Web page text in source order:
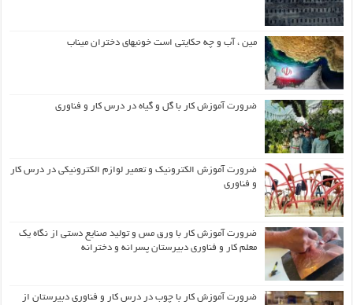
مین ، آب و چه حکایتی است خونبهای دختران میناب
ضرورت آموزش کار با گل و گیاه در درس کار و فناوری
ضرورت آموزش الکترونیک و تعمیر لوازم الکترونیکی در درس کار
و فناوری
ضرورت آموزش کار با ورق مس و تولید صنایع دستی از نگاه یک
معلم کار و فناوری دبیرستان پسرانه و دخترانه
ضرورت آموزش کار با چوب در درس کار و فناوری دبیرستان از